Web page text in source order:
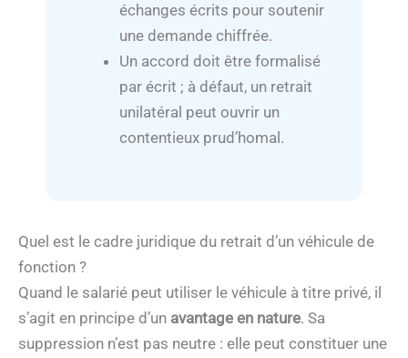
échanges écrits pour soutenir
une demande chiffrée.
Un accord doit être formalisé
par écrit ; à défaut, un retrait
unilatéral peut ouvrir un
contentieux prud’homal.
Quel est le cadre juridique du retrait d’un véhicule de
fonction ?
Quand le salarié peut utiliser le véhicule à titre privé, il
s’agit en principe d’un avantage en nature. Sa
suppression n’est pas neutre : elle peut constituer une